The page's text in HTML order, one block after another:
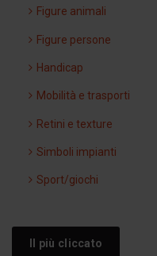
Figure animali
Figure persone
Handicap
Mobilità e trasporti
Retini e texture
Simboli impianti
Sport/giochi
Il più cliccato